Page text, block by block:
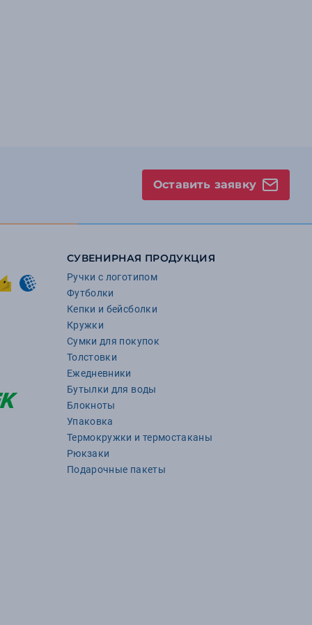
Оставить заявку
СУВЕНИРНАЯ ПРОДУКЦИЯ
Ручки с логотипом
Футболки
Кепки и бейсболки
Кружки
Сумки для покупок
Толстовки
Ежедневники
Бутылки для воды
Блокноты
Упаковка
Термокружки и термостаканы
Рюкзаки
Подарочные пакеты